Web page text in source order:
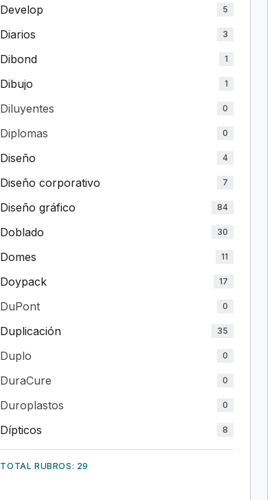
Develop 5
Diarios 3
Dibond 1
Dibujo 1
Diluyentes 0
Diplomas 0
Diseño 4
Diseño corporativo 7
Diseño gráfico 84
Doblado 30
Domes 11
Doypack 17
DuPont 0
Duplicación 35
Duplo 0
DuraCure 0
Duroplastos 0
Dípticos 8
TOTAL RUBROS: 29